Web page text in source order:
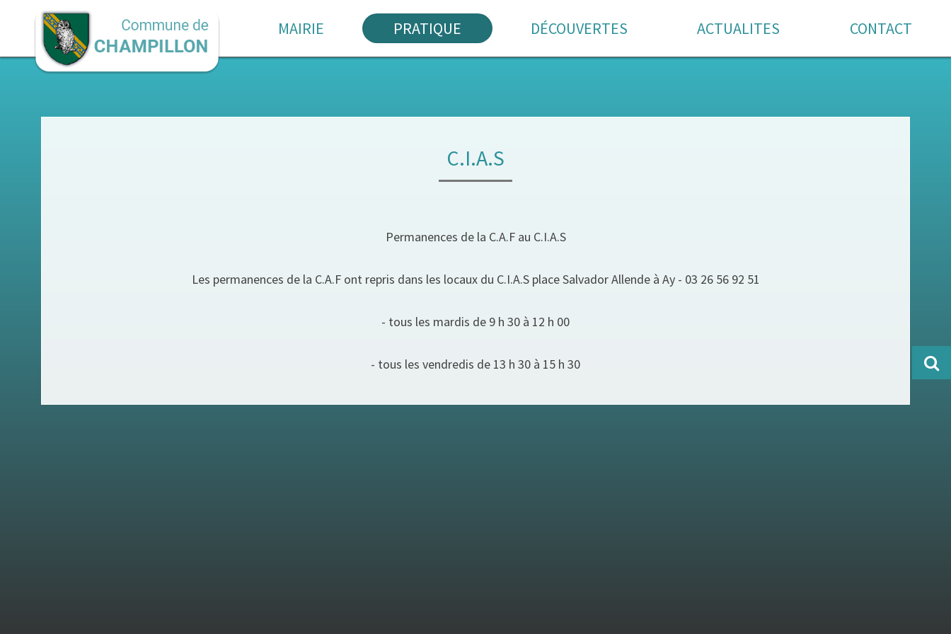
MAIRIE PRATIQUE DÉCOUVERTES ACTUALITES CONTACT
C.I.A.S
Permanences de la C.A.F au C.I.A.S
Les permanences de la C.A.F ont repris dans les locaux du C.I.A.S place Salvador Allende à Ay - 03 26 56 92 51
- tous les mardis de 9 h 30 à 12 h 00
- tous les vendredis de 13 h 30 à 15 h 30